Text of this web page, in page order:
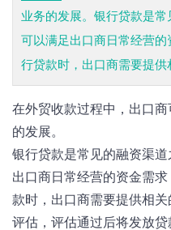
业务的发展。银行贷款是
可以满足出口商日常经营
行贷款时，出口商需要提
在外贸收款过程中，出口
的发展。
银行贷款是常见的融资渠
出口商日常经营的资金需
款时，出口商需要提供相
评估，评估通过后将发放贷